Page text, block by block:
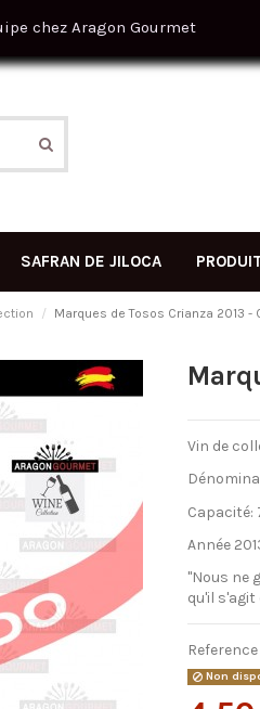
chez Aragon Gourmet
SAFRAN DE JILOCA
Marques de Tosos Crianza 2013 -
Vin de
Capacité:
Année
"Nous ne
qu'il
Reference
Non